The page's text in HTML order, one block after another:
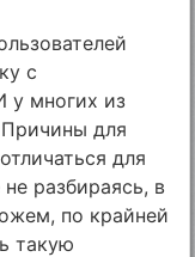
с
у многих из
Причины для
для
разбираясь, в
по крайней
такую